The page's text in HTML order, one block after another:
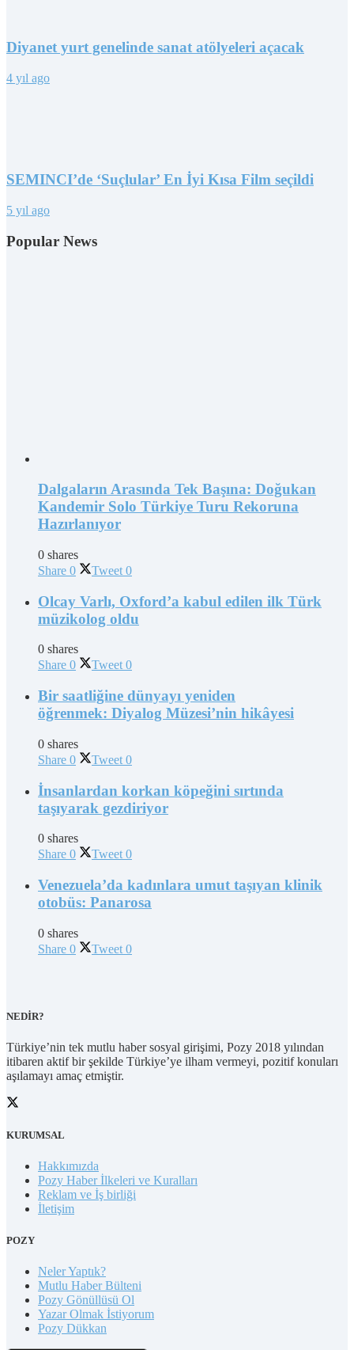
Diyanet yurt genelinde sanat atölyeleri açacak
4 yıl ago
SEMINCI’de ‘Suçlular’ En İyi Kısa Film seçildi
5 yıl ago
Popular News
Dalgaların Arasında Tek Başına: Doğukan
Kandemir Solo Türkiye Turu Rekoruna
Hazırlanıyor
0 shares
Share 0 Tweet 0
Olcay Varlı, Oxford’a kabul edilen ilk Türk
müzikolog oldu
0 shares
Share 0 Tweet 0
Bir saatliğine dünyayı yeniden
öğrenmek: Diyalog Müzesi’nin hikâyesi
0 shares
Share 0 Tweet 0
İnsanlardan korkan köpeğini sırtında
taşıyarak gezdiriyor
0 shares
Share 0 Tweet 0
Venezuela’da kadınlara umut taşıyan klinik
otobüs: Panarosa
0 shares
Share 0 Tweet 0
NEDİR?
Türkiye’nin tek mutlu haber sosyal girişimi, Pozy 2018 yılından
itibaren aktif bir şekilde Türkiye’ye ilham vermeyi, pozitif konuları
aşılamayı amaç etmiştir.
KURUMSAL
Hakkımızda
Pozy Haber İlkeleri ve Kuralları
Reklam ve İş birliği
İletişim
POZY
Neler Yaptık?
Mutlu Haber Bülteni
Pozy Gönüllüsü Ol
Yazar Olmak İstiyorum
Pozy Dükkan